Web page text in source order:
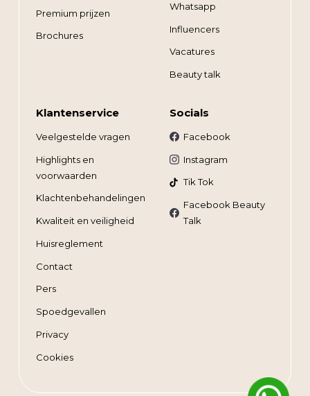
Premium prijzen
Brochures
Whatsapp
Influencers
Vacatures
Beauty talk
Klantenservice
Veelgestelde vragen
Highlights en
voorwaarden
Klachtenbehandelingen
Kwaliteit en veiligheid
Huisreglement
Contact
Pers
Spoedgevallen
Privacy
Cookies
Socials
Facebook
Instagram
Tik Tok
Facebook Beauty
Talk